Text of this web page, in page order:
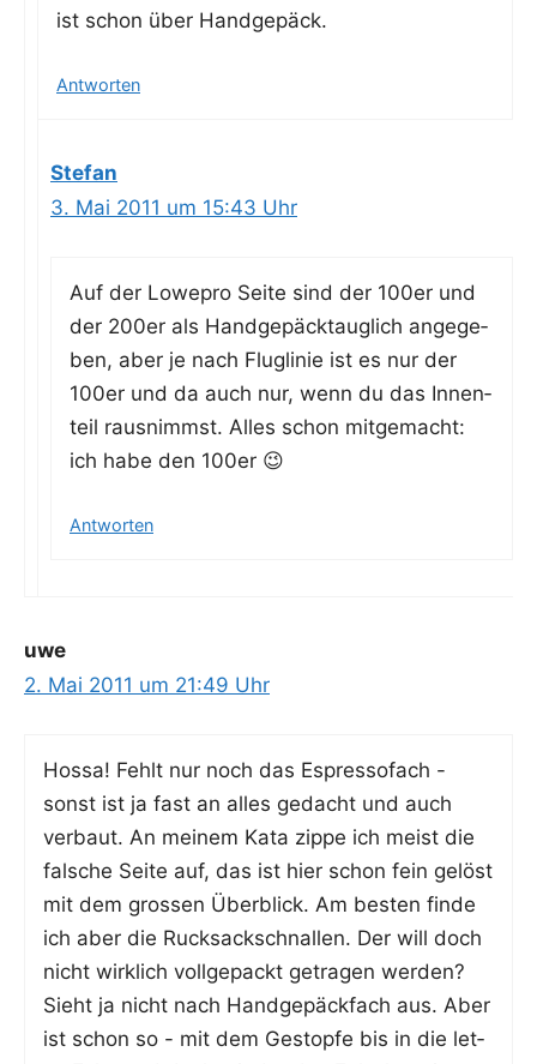
ist schon über Handgepäck.
Antworten
Stefan
3. Mai 2011 um 15:43 Uhr
Auf der Lowe­pro Sei­te sind der 100er und
der 200er als Hand­ge­päck­taug­lich ange­ge­
ben, aber je nach Flug­li­nie ist es nur der
100er und da auch nur, wenn du das Innen­
teil raus­nimmst. Alles schon mit­ge­macht:
ich habe den 100er 😉
Antworten
uwe
2. Mai 2011 um 21:49 Uhr
Hossa! Fehlt nur noch das Espresso­fach -
sonst ist ja fast an alles gedacht und auch
ver­baut. An mei­nem Kata zip­pe ich meist die
fal­sche Sei­te auf, das ist hier schon fein gelöst
mit dem gros­sen Über­blick. Am bes­ten fin­de
ich aber die Ruck­sack­schnal­len. Der will doch
nicht wirk­lich voll­ge­packt getra­gen wer­den?
Sieht ja nicht nach Hand­ge­päck­fach aus. Aber
ist schon so - mit dem Gestop­fe bis in die let­